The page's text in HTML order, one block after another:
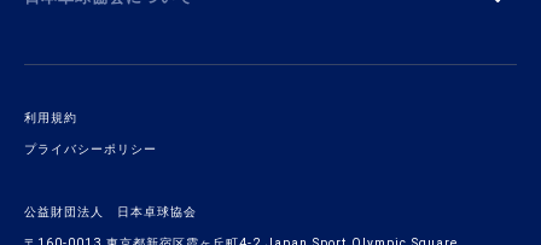
利用規約
プライバシーポリシー
公益財団法人 日本卓球協会